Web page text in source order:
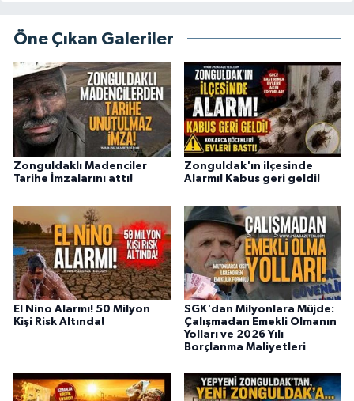
Öne Çıkan Galeriler
Zonguldaklı Madenciler
Tarihe İmzalarını attı!
Zonguldak'ın ilçesinde
Alarmı! Kabus geri geldi!
El Nino Alarmı! 50 Milyon
Kişi Risk Altında!
SGK'dan Milyonlara Müjde:
Çalışmadan Emekli Olmanın
Yolları ve 2026 Yılı
Borçlanma Maliyetleri